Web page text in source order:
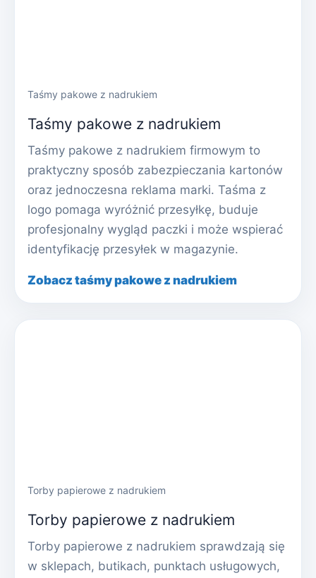
Taśmy pakowe z nadrukiem
Taśmy pakowe z nadrukiem
Taśmy pakowe z nadrukiem firmowym to
praktyczny sposób zabezpieczania kartonów
oraz jednoczesna reklama marki. Taśma z
logo pomaga wyróżnić przesyłkę, buduje
profesjonalny wygląd paczki i może wspierać
identyfikację przesyłek w magazynie.
Zobacz taśmy pakowe z nadrukiem
Torby papierowe z nadrukiem
Torby papierowe z nadrukiem
Torby papierowe z nadrukiem sprawdzają się
w sklepach, butikach, punktach usługowych,